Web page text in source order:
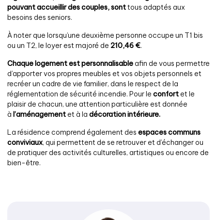
pouvant accueillir des couples, sonttous adaptés aux
besoins des seniors.
À noter que lorsqu’une deuxième personne occupe un T1 bis
ou un T2, le loyer est majoré de 210,46 €.
Chaque logement est personnalisable afin de vous permettre
d’apporter vos propres meubles et vos objets personnels et
recréer un cadre de vie familier, dans le respect de la
réglementation de sécurité incendie. Pour le confort et le
plaisir de chacun, une attention particulière est donnée
à l’aménagement et à la décoration intérieure.
La résidence comprend également des espaces communs
conviviaux, qui permettent de se retrouver et d’échanger ou
de pratiquer des activités culturelles, artistiques ou encore de
bien-être.